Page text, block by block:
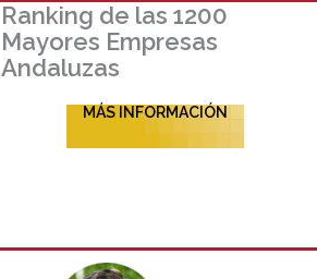
Ranking de las 1200
Mayores Empresas
Andaluzas
MÁS INFORMACIÓN